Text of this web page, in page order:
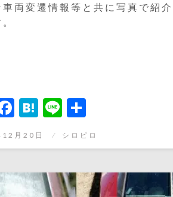
車両変遷情報等と共に写真で紹介
Facebook
Hatena
Line
有
月20日 シロピロ